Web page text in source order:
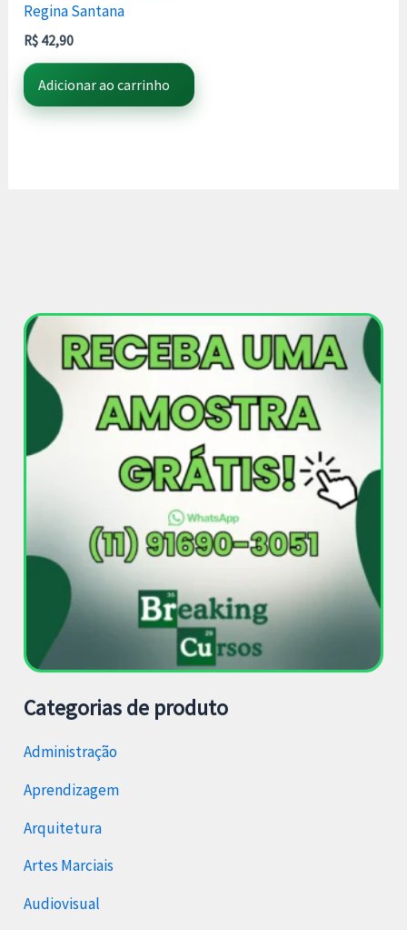
Regina Santana
R$ 42,90
Adicionar ao carrinho
Categorias de produto
Administração
Aprendizagem
Arquitetura
Artes Marciais
Audiovisual